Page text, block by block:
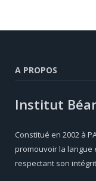
A PROPOS
Institut
Constitué en 2002 à
promouvoir la langue
respectant son